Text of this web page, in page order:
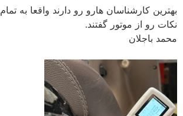
بهترین کارشناسان هارو رو دارند واقعا به
نکات رو از موتور گفتند.
محمد باجلان